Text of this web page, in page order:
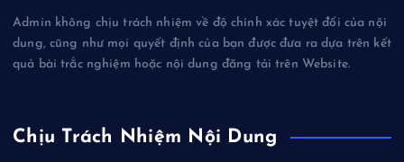
Admin không chịu trách nhiệm về độ chính xác tuyệt đối của nội
dung, cũng như mọi quyết định của bạn được đưa ra dựa trên kết
quả bài trắc nghiệm hoặc nội dung đăng tải trên Website.
Chịu Trách Nhiệm Nội Dung